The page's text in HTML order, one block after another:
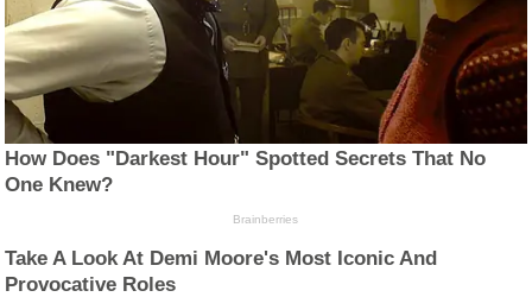
How Does "Darkest Hour" Spotted Secrets That No
One Knew?
Brainberries
Take A Look At Demi Moore's Most Iconic And
Provocative Roles